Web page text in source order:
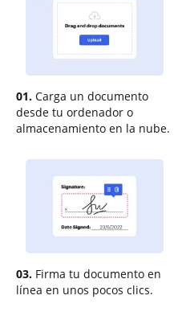
01. Carga un documento
desde tu ordenador o
almacenamiento en la nube.
03. Firma tu documento en
línea en unos pocos clics.